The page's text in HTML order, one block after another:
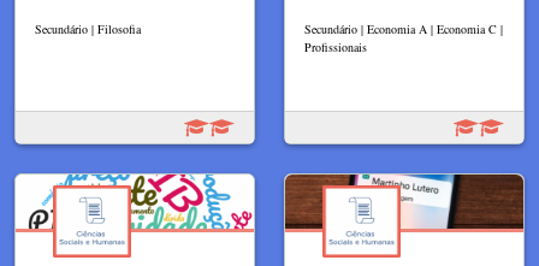
Secundário | Filosofia
Secundário | Economia A | Economia C |
Profissionais